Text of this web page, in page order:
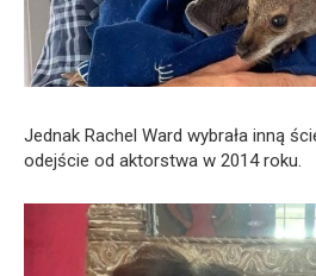
Jednak Rachel Ward wybrała inną
odejście od aktorstwa w 2014 roku.